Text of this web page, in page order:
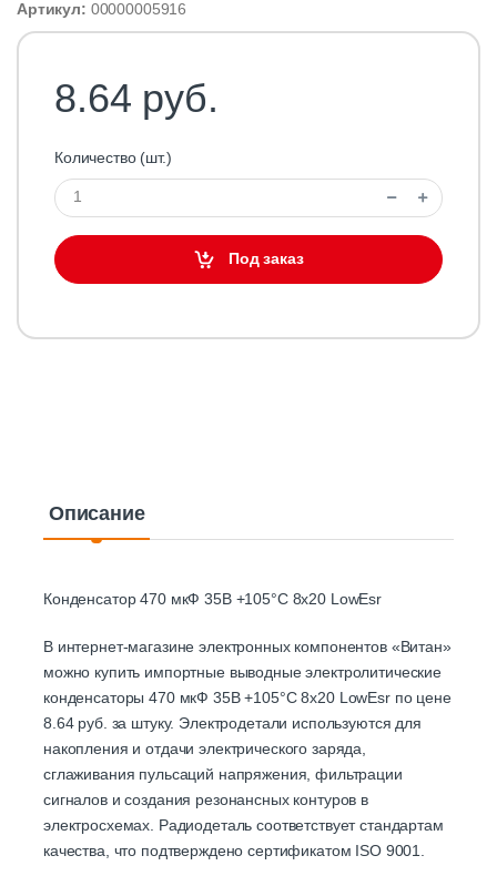
Артикул: 00000005916
8.64 руб.
Количество (шт.)
Под заказ
Описание
Конденсатор 470 мкФ 35В +105°C 8x20 LowEsr
В интернет-магазине электронных компонентов «Витан»
можно купить импортные выводные электролитические
конденсаторы 470 мкФ 35В +105°C 8x20 LowEsr по цене
8.64 руб. за штуку. Электродетали используются для
накопления и отдачи электрического заряда,
сглаживания пульсаций напряжения, фильтрации
сигналов и создания резонансных контуров в
электросхемах. Радиодеталь соответствует стандартам
качества, что подтверждено сертификатом ISO 9001.